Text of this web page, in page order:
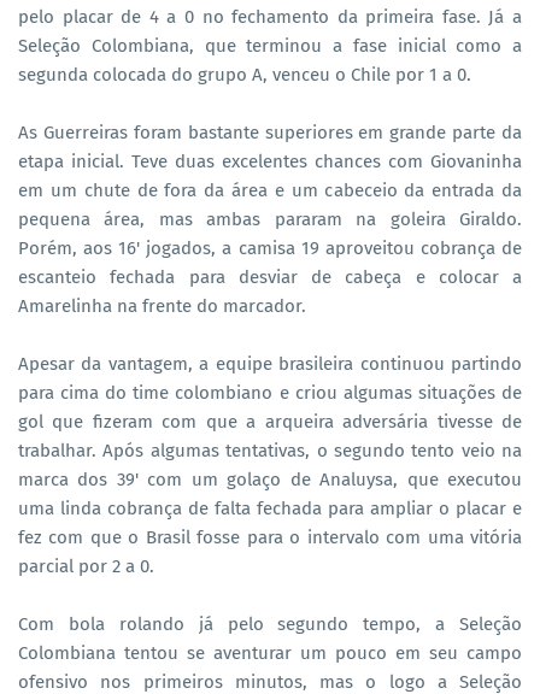
pelo placar de 4 a 0 no fechamento da primeira fase. Já a
Seleção Colombiana, que terminou a fase inicial como a
segunda colocada do grupo A, venceu o Chile por 1 a 0.
As Guerreiras foram bastante superiores em grande parte da
etapa inicial. Teve duas excelentes chances com Giovaninha
em um chute de fora da área e um cabeceio da entrada da
pequena área, mas ambas pararam na goleira Giraldo.
Porém, aos 16' jogados, a camisa 19 aproveitou cobrança de
escanteio fechada para desviar de cabeça e colocar a
Amarelinha na frente do marcador.
Apesar da vantagem, a equipe brasileira continuou partindo
para cima do time colombiano e criou algumas situações de
gol que fizeram com que a arqueira adversária tivesse de
trabalhar. Após algumas tentativas, o segundo tento veio na
marca dos 39' com um golaço de Analuysa, que executou
uma linda cobrança de falta fechada para ampliar o placar e
fez com que o Brasil fosse para o intervalo com uma vitória
parcial por 2 a 0.
Com bola rolando já pelo segundo tempo, a Seleção
Colombiana tentou se aventurar um pouco em seu campo
ofensivo nos primeiros minutos, mas o logo a Seleção